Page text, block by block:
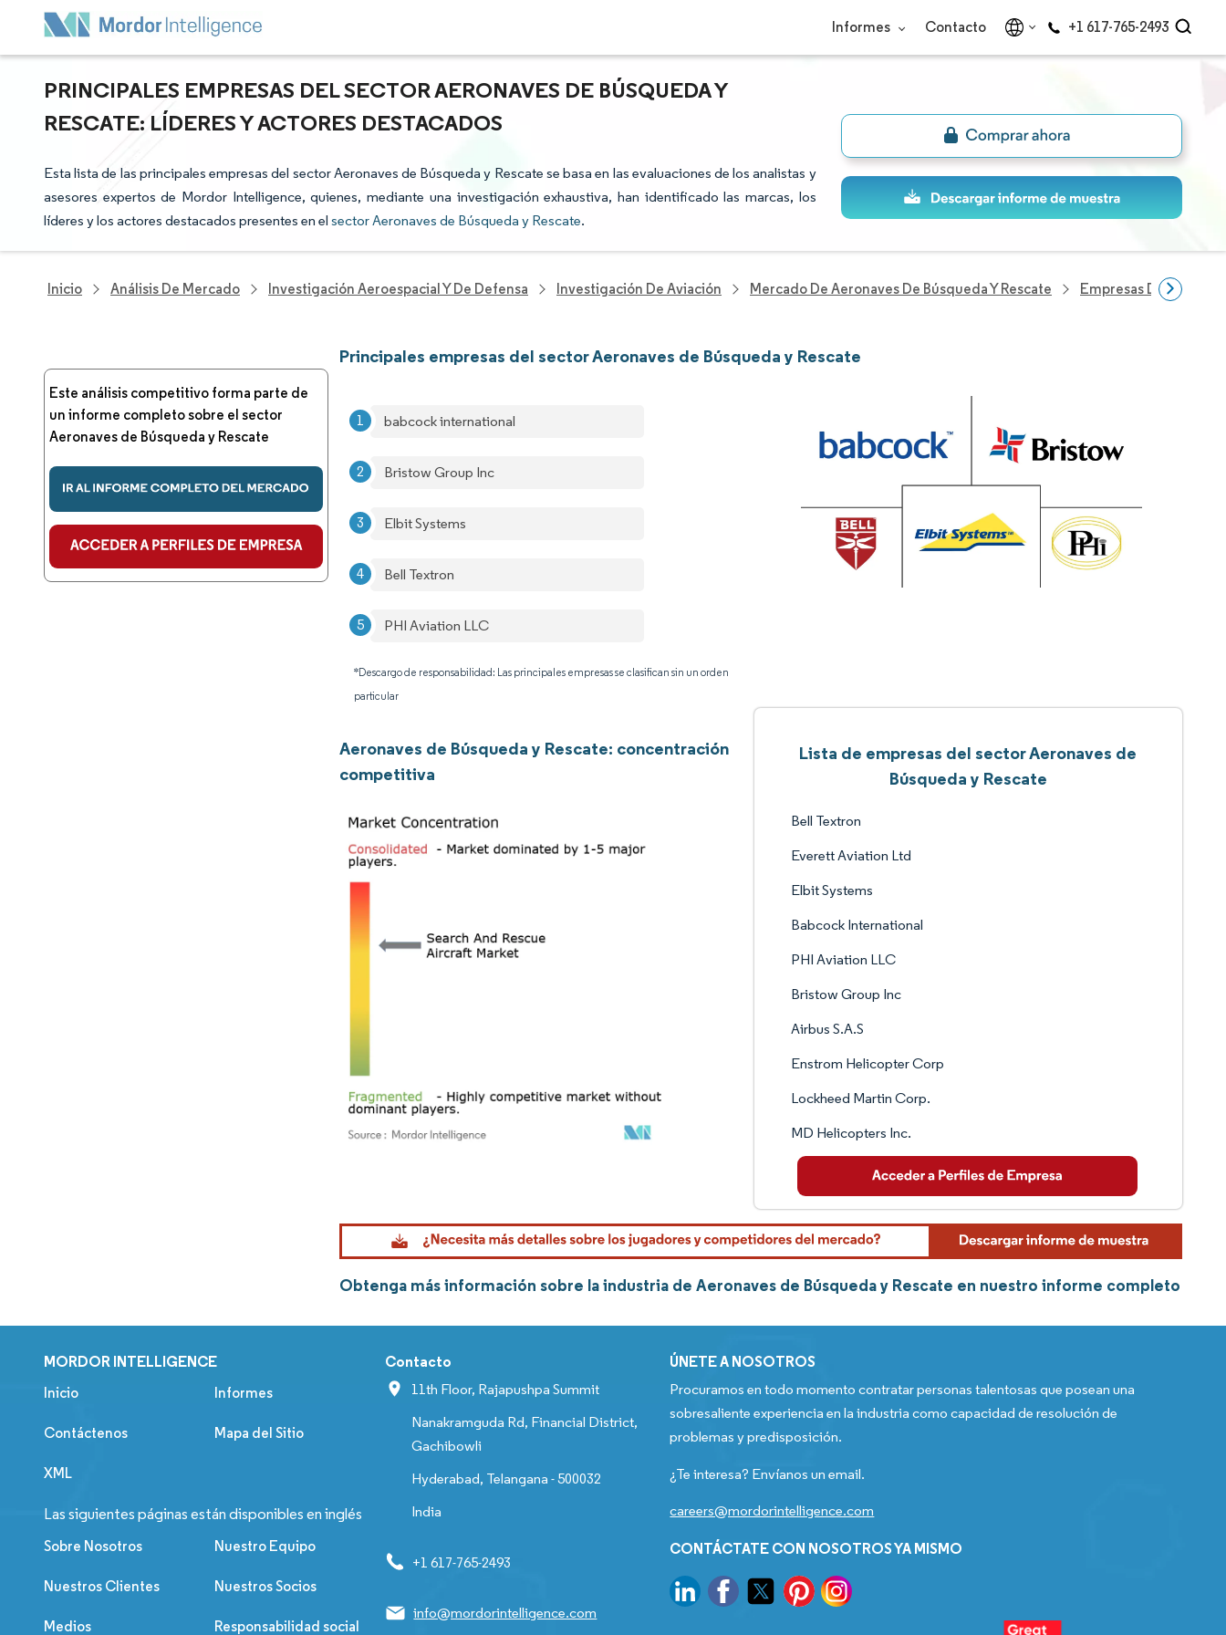
Informes Contacto +1 617-765-2493
PRINCIPALES EMPRESAS DEL SECTOR AERONAVES DE BÚSQUEDA Y
RESCATE: LÍDERES Y ACTORES DESTACADOS
Esta lista de las principales empresas del sector Aeronaves de Búsqueda y Rescate se basa en las evaluaciones de los analistas y
asesores expertos de Mordor Intelligence, quienes, mediante una investigación exhaustiva, han identificado las marcas, los
líderes y los actores destacados presentes en el sector Aeronaves de Búsqueda y Rescate.
Inicio Análisis De Mercado Investigación Aeroespacial Y De Defensa Investigación De Aviación Mercado De Aeronaves De Búsqueda Y Rescate Empresas Del Sector
Este análisis competitivo forma parte de
un informe completo sobre el sector
Aeronaves de Búsqueda y Rescate
Principales empresas del sector Aeronaves de Búsqueda y Rescate
babcock international
Bristow Group Inc
Elbit Systems
Bell Textron
PHI Aviation LLC
*Descargo de responsabilidad: Las principales empresas se clasifican sin un orden
particular
Aeronaves de Búsqueda y Rescate: concentración
competitiva
Lista de empresas del sector Aeronaves de
Búsqueda y Rescate
Bell Textron
Everett Aviation Ltd
Elbit Systems
Babcock International
PHI Aviation LLC
Bristow Group Inc
Airbus S.A.S
Enstrom Helicopter Corp
Lockheed Martin Corp.
MD Helicopters Inc.
Obtenga más información sobre la industria de Aeronaves de Búsqueda y Rescate en nuestro informe completo
MORDOR INTELLIGENCE
Inicio Informes
Contáctenos Mapa del Sitio
XML
Las siguientes páginas están disponibles en inglés
Sobre Nosotros Nuestro Equipo
Nuestros Clientes Nuestros Socios
Medios Responsabilidad social
Contacto
11th Floor, Rajapushpa Summit
Nanakramguda Rd, Financial District,
Gachibowli
Hyderabad, Telangana - 500032
India
+1 617-765-2493
info@mordorintelligence.com
ÚNETE A NOSOTROS
Procuramos en todo momento contratar personas talentosas que posean una
sobresaliente experiencia en la industria como capacidad de resolución de
problemas y predisposición.
¿Te interesa? Envíanos un email.
careers@mordorintelligence.com
CONTÁCTATE CON NOSOTROS YA MISMO